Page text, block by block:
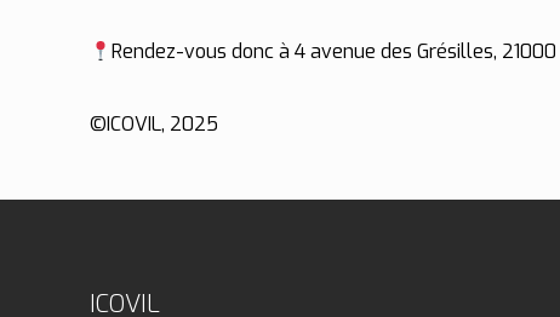
Rendez-vous donc à 4 avenue des Grésilles,
©️ICOVIL, 2025
ICOVIL